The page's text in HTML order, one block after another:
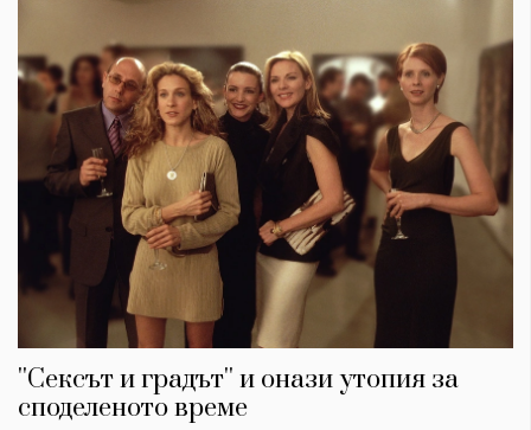
''Сексът и градът'' и онази утопия за
споделеното време